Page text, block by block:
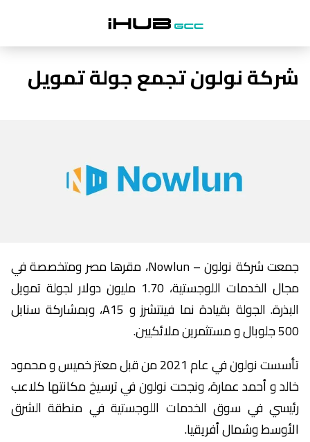
شركة نولون تجمع جولة تمويل
جمعت شركة نولون – Nowlun، مقرها مصر ومتخصصة في
مجال الخدمات اللوجستية، 1.70 مليون دولار لجولة تمويل
البذرة. الجولة بقيادة نما فينتشرز و A15، وبمشاركة سنابل
500 جلوبال و مستثمرين ملائكيين.
تأسست نولون في عام 2021 من قبل معتز خميس و محمود
خالد و أحمد عمارة، ونجحت نولون في ترسيخ مكانتها كلاعب
رئيسي في سوق الخدمات اللوجستية في منطقة الشرق
الأوسط وشمال أفريقيا.